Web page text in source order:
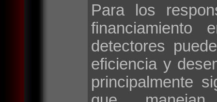
Para los
financiamiento
detectores
eficiencia y
principalmente